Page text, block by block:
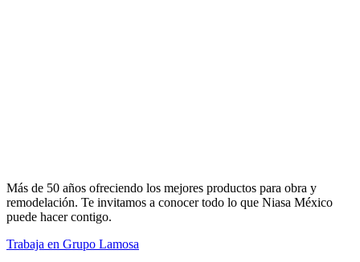
Más de 50 años ofreciendo los mejores productos para obra y
remodelación. Te invitamos a conocer todo lo que Niasa México
puede hacer contigo.
Trabaja en Grupo Lamosa